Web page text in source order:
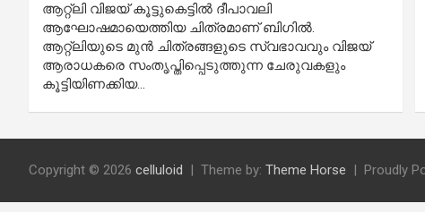
ആറ്റ്‌ലി വിജയ് കൂട്ടുകെട്ടില്‍ ദീപാവലി
ആഘോഷമായെത്തിയ ചിത്രമാണ് ബിഗില്‍.
ആറ്റ്‌ലിയുടെ മുന്‍ ചിത്രങ്ങളുടെ സ്വഭാവവും വിജയ്
ആരാധകരെ സംതൃപ്തിപ്പെടുത്തുന്ന ചേരുവകളും
കൂട്ടിയിണക്കിയ…
Copyright © 2026 celluloid Theme by: Theme Horse Proudly